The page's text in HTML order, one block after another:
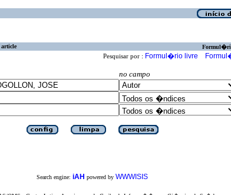
article
Pesquisar por : Formul�rio livre
no campo
Search engine: iAH powered by WWWISIS